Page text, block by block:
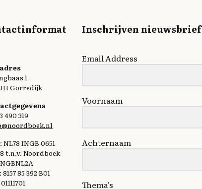
1
Gorredijk
490 319
NL78 INGB 0651
t.n.v. Noordboek
85 392 B01
Inschrijven nieuwsbrief
Email Address
Voornaam
Achternaam
Thema's